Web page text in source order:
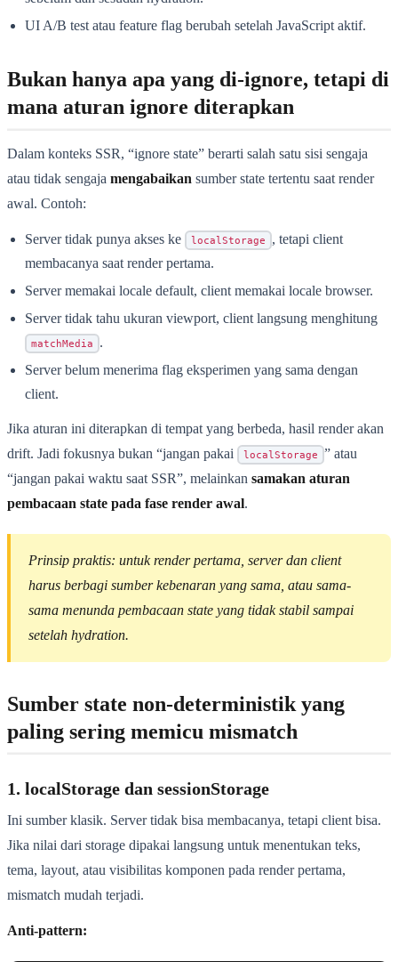
UI A/B test atau feature flag berubah setelah JavaScript aktif.
Bukan hanya apa yang di-ignore, tetapi di
mana aturan ignore diterapkan
Dalam konteks SSR, “ignore state” berarti salah satu sisi sengaja
atau tidak sengaja mengabaikan sumber state tertentu saat render
awal. Contoh:
Server tidak punya akses ke localStorage
, tetapi client
membacanya saat render pertama.
Server memakai locale default, client memakai locale browser.
Server tidak tahu ukuran viewport, client langsung menghitung
matchMedia
.
Server belum menerima flag eksperimen yang sama dengan
client.
Jika aturan ini diterapkan di tempat yang berbeda, hasil render akan
drift. Jadi fokusnya bukan “jangan pakai
localStorage ” atau
“jangan pakai waktu saat SSR”, melainkan samakan aturan
pembacaan state pada fase render awal.
Prinsip praktis: untuk render pertama, server dan client
harus berbagi sumber kebenaran yang sama, atau sama-
sama menunda pembacaan state yang tidak stabil sampai
setelah hydration.
Sumber state non-deterministik yang
paling sering memicu mismatch
1. localStorage dan sessionStorage
Ini sumber klasik. Server tidak bisa membacanya, tetapi client bisa.
Jika nilai dari storage dipakai langsung untuk menentukan teks,
tema, layout, atau visibilitas komponen pada render pertama,
mismatch mudah terjadi.
Anti-pattern: